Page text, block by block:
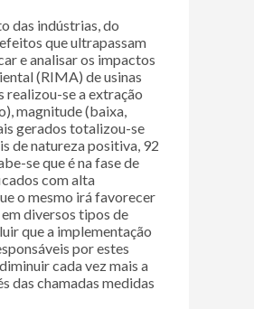
das indústrias, do
que ultrapassam
e analisar os impactos
(RIMA) de usinas
realizou-se a extração
magnitude (baixa,
gerados totalizou-se
de natureza positiva, 92
se que é na fase de
com alta
o mesmo irá favorecer
diversos tipos de
que a implementação
por estes
cada vez mais a
das chamadas medidas